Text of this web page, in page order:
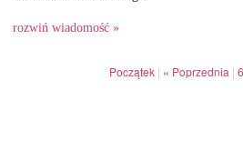
rozwiń wiadomość »
Początek | « Poprzednia |